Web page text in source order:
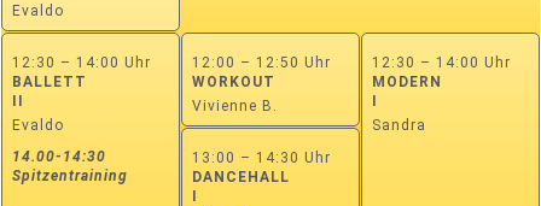
Evaldo
12:30 – 14:00 Uhr
BALLETT
II
Evaldo
14.00-14:30
Spitzentraining
12:00 – 12:50 Uhr
WORKOUT
Vivienne B.
13:00 – 14:30 Uhr
DANCEHALL
I
12:30 – 14:00 Uhr
MODERN
I
Sandra